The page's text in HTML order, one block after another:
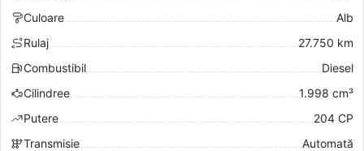
Culoare
Alb
Rulaj
27.750 km
Combustibil
Diesel
Cilindree
1.998 cm³
Putere
204 CP
Transmisie
Automată